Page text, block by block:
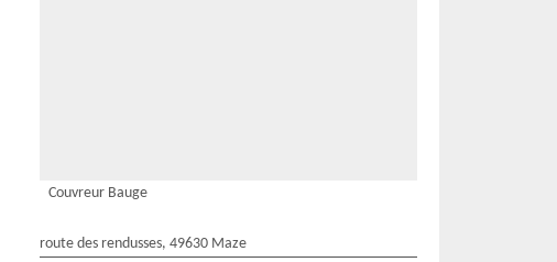
Couvreur Bauge
route des rendusses, 49630 Maze